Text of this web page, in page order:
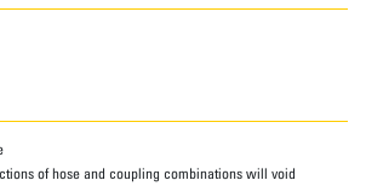
of hose and coupling combinations will void